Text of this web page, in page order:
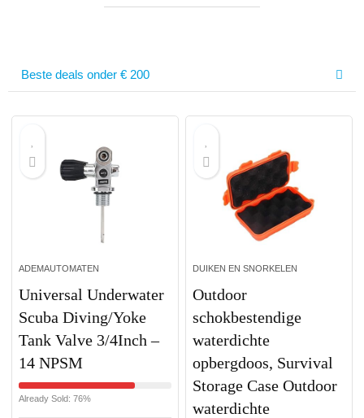
Beste deals onder € 200
ADEMAUTOMATEN
Universal Underwater
Scuba Diving/Yoke
Tank Valve 3/4Inch –
14 NPSM
Already Sold: 76%
DUIKEN EN SNORKELEN
Outdoor
schokbestendige
waterdichte
opbergdoos, Survival
Storage Case Outdoor
waterdichte